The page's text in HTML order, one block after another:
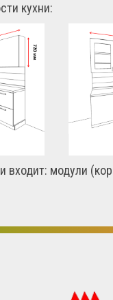
кухни:
входит: модули